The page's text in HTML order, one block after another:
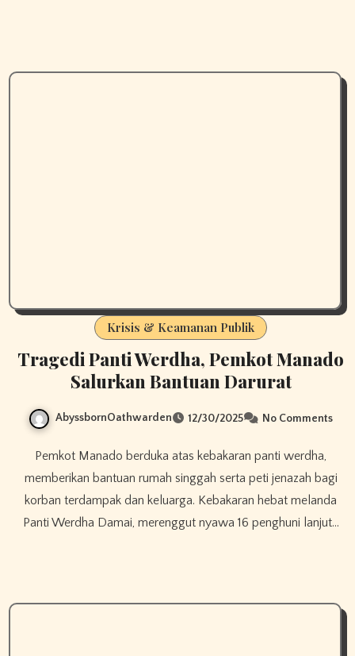
Krisis & Keamanan Publik
Tragedi Panti Werdha, Pemkot Manado
Salurkan Bantuan Darurat
AbyssbornOathwarden 12/30/2025 No Comments
Pemkot Manado berduka atas kebakaran panti werdha,
memberikan bantuan rumah singgah serta peti jenazah bagi
korban terdampak dan keluarga. Kebakaran hebat melanda
Panti Werdha Damai, merenggut nyawa 16 penghuni lanjut…